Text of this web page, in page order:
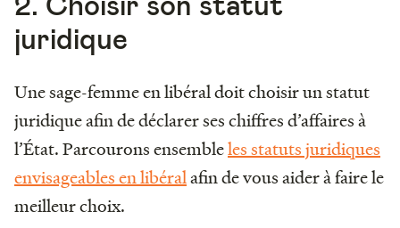
juridique
Une sage-femme en libéral doit choisir un statut
juridique afin de déclarer ses chiffres d’affaires à
l’État. Parcourons ensembleles statuts juridiques
envisageables en libéralafin de vous aider à faire le
meilleur choix.